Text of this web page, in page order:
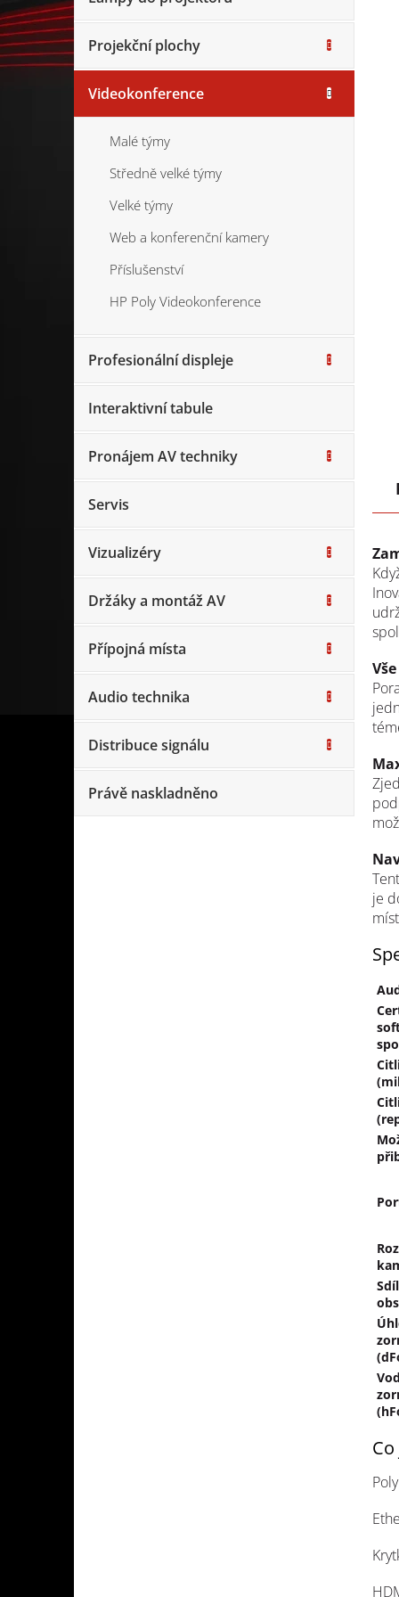
Projekční plochy
Videokonference
Malé týmy
Středně velké týmy
Velké týmy
Web a konferenční kamery
Příslušenství
HP Poly Videokonference
Profesionální displeje
Interaktivní tabule
Pronájem AV techniky
Servis
Vizualizéry
Držáky a montáž AV
Přípojná místa
Audio technika
Distribuce signálu
Právě naskladněno
je